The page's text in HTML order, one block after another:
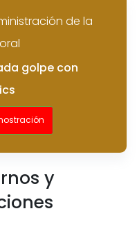
de la
golpe con
y